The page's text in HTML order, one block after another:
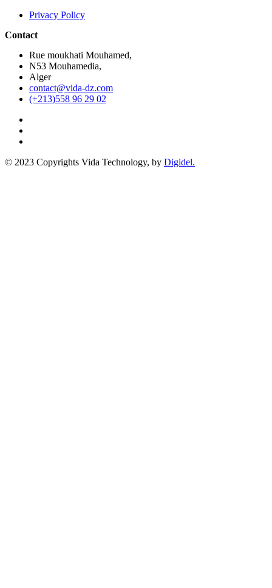
Privacy Policy
Contact
Rue moukhati Mouhamed,
N53 Mouhamedia,
Alger
contact@vida-dz.com
(+213)558 96 29 02
© 2023 Copyrights Vida Technology, by Digidel.